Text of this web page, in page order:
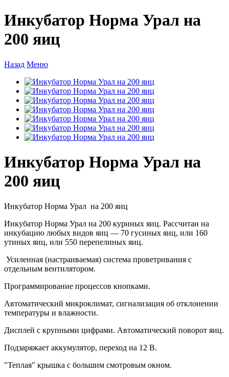
Инкубатор Норма Урал на
200 яиц
Назад Меню
Инкубатор Норма Урал на
200 яиц
Инкубатор Норма Урал на 200 яиц
Инкубатор Норма Урал на 200 куриных яиц. Рассчитан на
инкубацию любых видов яиц — 70 гусиных яиц, или 160
утиных яиц, или 550 перепелиных яиц.
Усиленная (настраиваемая) система проветривания с
отдельным вентилятором.
Программирование процессов кнопками.
Автоматический микроклимат, сигнализация об отклонении
температуры и влажности.
Дисплей с крупными цифрами. Автоматический поворот яиц.
Подзаряжает аккумулятор, переход на 12 В.
"Теплая" крышка с большим смотровым окном.